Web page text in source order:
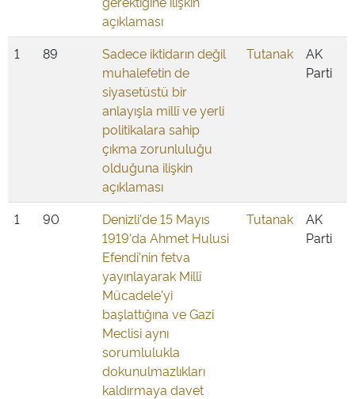
açıklaması
1 89
Sadece iktidarın değil
muhalefetin de
siyasetüstü bir
anlayışla millî ve yerli
politikalara sahip
çıkma zorunluluğu
olduğuna ilişkin
açıklaması
Tutanak
AK
Parti
1 90
Denizli'de 15 Mayıs
1919'da Ahmet Hulusi
Efendi'nin fetva
yayınlayarak Millî
Mücadele'yi
başlattığına ve Gazi
Meclisi aynı
sorumlulukla
dokunulmazlıkları
kaldırmaya davet
Tutanak
AK
Parti